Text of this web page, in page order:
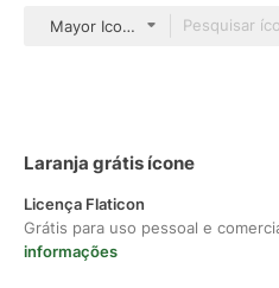
Mayor Icons Gradient
Laranja grátis ícone
Licença Flaticon
Grátis para uso pessoal e
informações